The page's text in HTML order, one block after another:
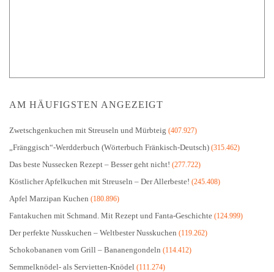
AM HÄUFIGSTEN ANGEZEIGT
Zwetschgenkuchen mit Streuseln und Mürbteig (407.927)
„Fränggisch“-Werdderbuch (Wörterbuch Fränkisch-Deutsch) (315.462)
Das beste Nussecken Rezept – Besser geht nicht! (277.722)
Köstlicher Apfelkuchen mit Streuseln – Der Allerbeste! (245.408)
Apfel Marzipan Kuchen (180.896)
Fantakuchen mit Schmand. Mit Rezept und Fanta-Geschichte (124.999)
Der perfekte Nusskuchen – Weltbester Nusskuchen (119.262)
Schokobananen vom Grill – Bananengondeln (114.412)
Semmelknödel- als Servietten-Knödel (111.274)